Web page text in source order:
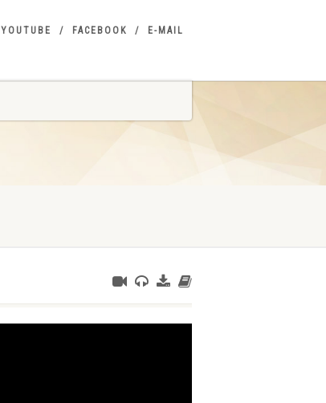
YOUTUBE FACEBOOK E-MAIL